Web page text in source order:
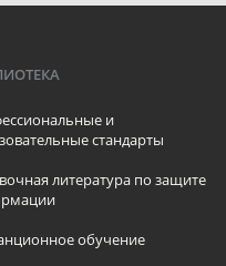
и
стандарты
литература по защите
обучение